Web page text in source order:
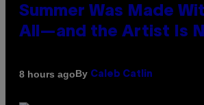
Summer Was Made
All—and the Artist Is
8 hours agoBy Caleb Catlin